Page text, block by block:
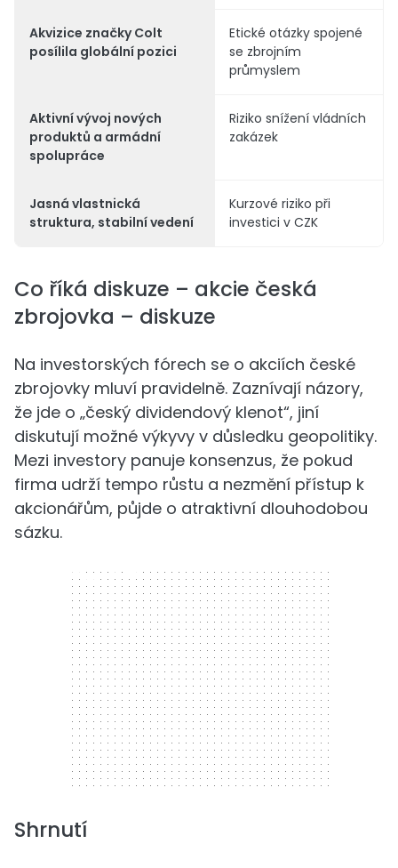
Akvizice značky Colt
posílila globální pozici
Etické otázky spojené
se zbrojním
průmyslem
Aktivní vývoj nových
produktů a armádní
spolupráce
Riziko snížení vládních
zakázek
Jasná vlastnická
struktura, stabilní vedení
Kurzové riziko při
investici v CZK
Co říká diskuze – akcie česká
zbrojovka – diskuze
Na investorských fórech se o akciích české
zbrojovky mluví pravidelně. Zaznívají názory,
že jde o „český dividendový klenot“, jiní
diskutují možné výkyvy v důsledku geopolitiky.
Mezi investory panuje konsenzus, že pokud
firma udrží tempo růstu a nezmění přístup k
akcionářům, půjde o atraktivní dlouhodobou
sázku.
300 x 250
Shrnutí